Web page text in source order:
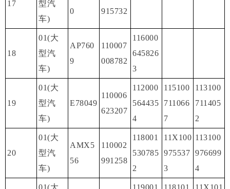
17
型汽
车)
0
915732
18
01(大
型汽
车)
AP760
9
110007
008782
116000
645826
3
19
01(大
型汽
车)
E78049
110006
623207
112000
564435
4
115100
711066
7
113100
711405
2
20
01(大
型汽
车)
AMX5
56
110002
991258
118001
530785
2
11X100
975537
3
113100
976699
4
01(大
119001
118101
11X101